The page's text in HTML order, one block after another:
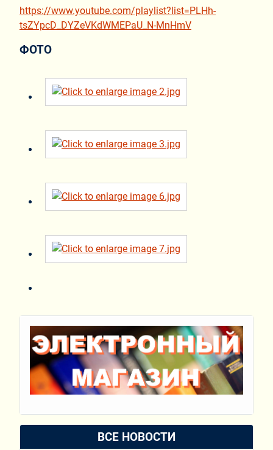
https://www.youtube.com/playlist?list=PLHh-
tsZYpcD_DYZeVKdWMEPaU_N-MnHmV
ФОТО
ВСЕ НОВОСТИ